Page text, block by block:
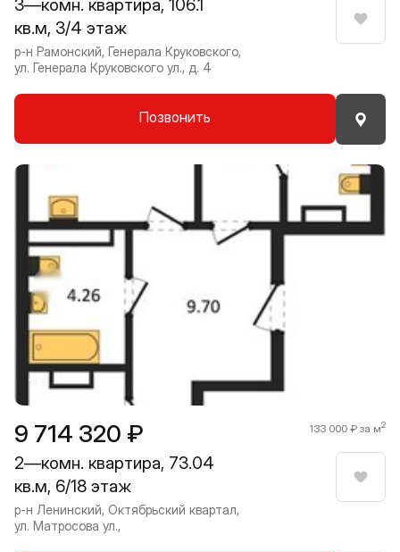
3—комн. квартира, 106.1
кв.м, 3/4 этаж
р-н Рамонский, Генерала Круковского,
ул. Генерала Круковского ул., д. 4
Позвонить
9 714 320 ₽ 133 000 ₽ за м2
2—комн. квартира, 73.04
кв.м, 6/18 этаж
р-н Ленинский, Октябрьский квартал,
ул. Матросова ул.,
1 / 8
Прокрутить влево